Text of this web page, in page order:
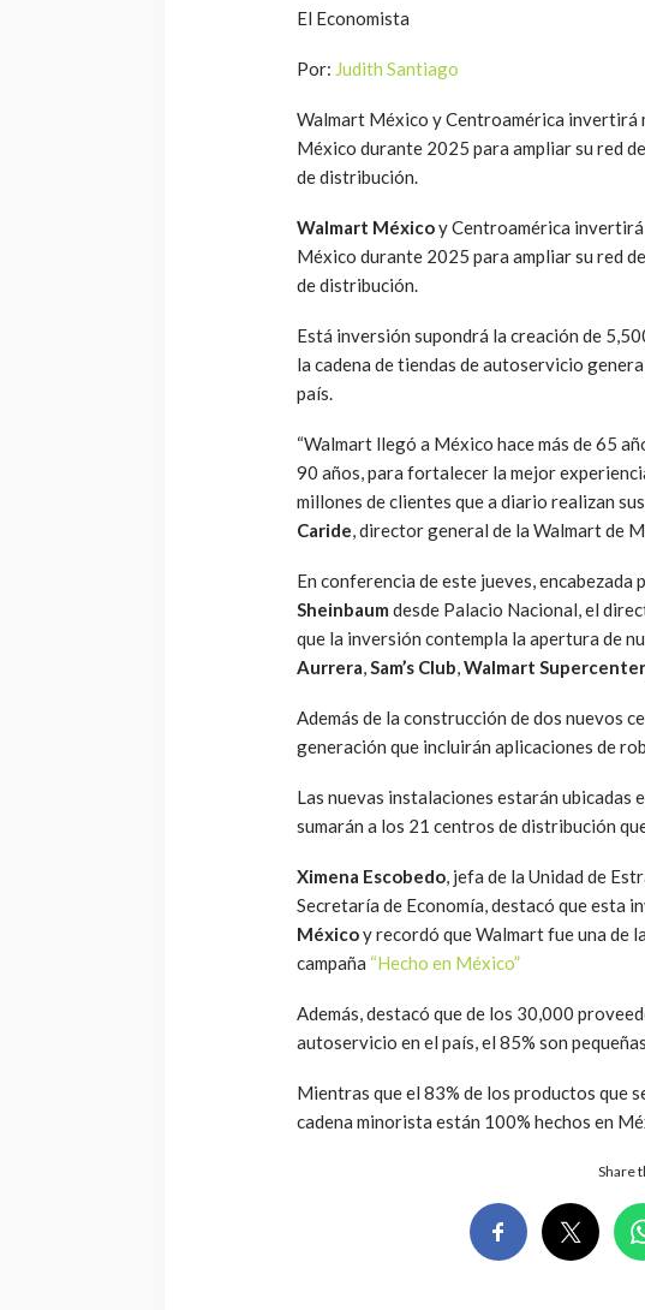
El Economista
Por: Judith Santiago
Walmart México y Centroamérica invertirá
México durante 2025 para ampliar su red
de distribución.
Walmart Méxicoy Centroamérica invertirá
México durante 2025 para ampliar su red
de distribución.
Está inversión supondrá la creación de
la cadena de tiendas de autoservicio
país.
“Walmart llegó a México hace más de 65
90 años, para fortalecer la mejor
millones de clientes que a diario realizan
Caride, director general de la Walmart de
En conferencia de este jueves, encabezada
Sheinbaum desde Palacio Nacional, el
que la inversión contempla la apertura de
Aurrera,Sam’s Club,Walmart Supercenter
Además de la construcción de dos nuevos
generación que incluirán aplicaciones de
Las nuevas instalaciones estarán ubicadas
sumarán a los 21 centros de distribución
Ximena Escobedo, jefa de la Unidad de
Secretaría de Economía, destacó que esta
Méxicoy recordó que Walmart fue una de
campaña “Hecho en México”
Además, destacó que de los 30,000
autoservicio en el país, el 85% son
Mientras que el 83% de los productos que
cadena minorista están 100% hechos en
Share